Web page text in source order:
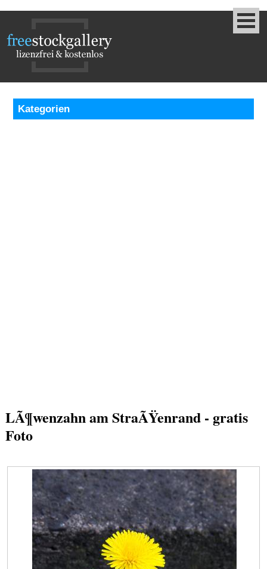
Kategorien
LÃ¶wenzahn am StraÃŸenrand - gratis
Foto